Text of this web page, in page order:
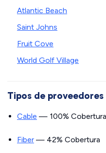
Atlantic Beach
Saint Johns
Fruit Cove
World Golf Village
Tipos de proveedores
Cable — 100% Cobertura
Fiber — 42% Cobertura